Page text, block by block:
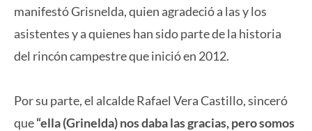
manifestó Grisnelda, quien agradeció a las y los
asistentes y a quienes han sido parte de la historia
del rincón campestre que inició en 2012.
Por su parte, el alcalde Rafael Vera Castillo, sinceró
que“ella (Grinelda) nos daba las gracias, pero somos